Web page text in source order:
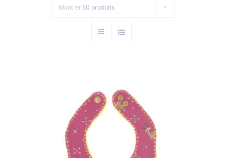
Montrer 50 produits